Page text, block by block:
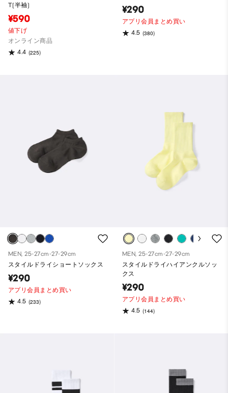
T(半袖)
¥590
値下げ
オンライン商品
4.4 (225)
¥290
アプリ会員まとめ買い
4.5 (380)
MEN, 25-27cm-27-29cm
スタイルドライショートソックス
¥290
アプリ会員まとめ買い
4.5 (233)
MEN, 25-27cm-27-29cm
スタイルドライハイアンクルソッ
クス
¥290
アプリ会員まとめ買い
4.5 (144)